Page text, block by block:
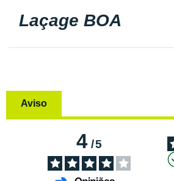
Laçage BOA
Aviso
4/5